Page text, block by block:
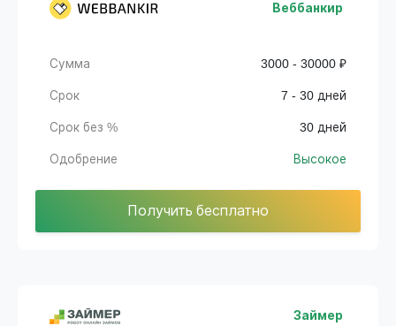
Веббанкир
Сумма 3000 - 30000 ₽
Срок 7 - 30 дней
Срок без % 30 дней
Одобрение Высокое
Получить бесплатно
Займер